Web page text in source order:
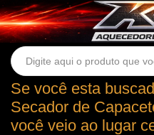
Se você esta
Secador de
você veio ao lugar